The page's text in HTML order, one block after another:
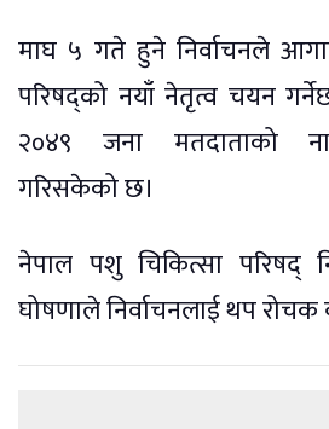
माघ ५ गते हुने निर्वाचनले
परिषद्को नयाँ नेतृत्व चयन
२०४९ जना मतदाताको
गरिसकेको छ।
नेपाल पशु चिकित्सा परिषद्
घोषणाले निर्वाचनलाई थप